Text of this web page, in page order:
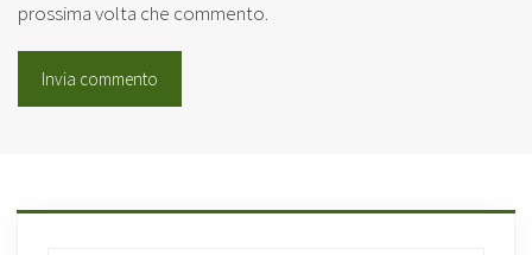
prossima volta che commento.